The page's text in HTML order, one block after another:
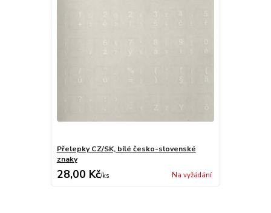
Přelepky CZ/SK, bílé česko-slovenské
znaky
28,00 Kč/ks Na vyžádání